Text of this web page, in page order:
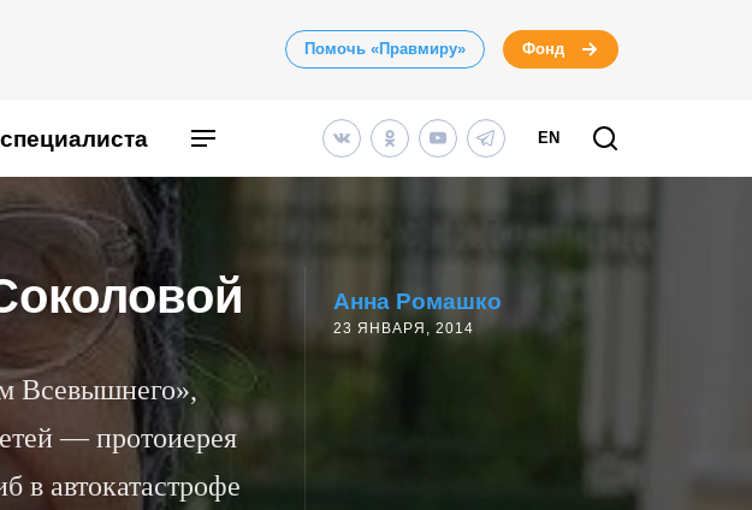
Помочь «Правмиру» Фонд
EN
Всевышнего»,
— протоиерея
в автокатастрофе
Анна Ромашко
23 ЯНВАРЯ, 2014